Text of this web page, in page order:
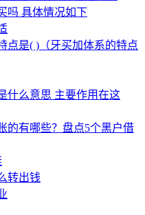
吗 具体情况如下
点是( )（牙买加体系的特点
什么意思 主要作用在这
的有哪些？盘点5个黑户借
转出钱